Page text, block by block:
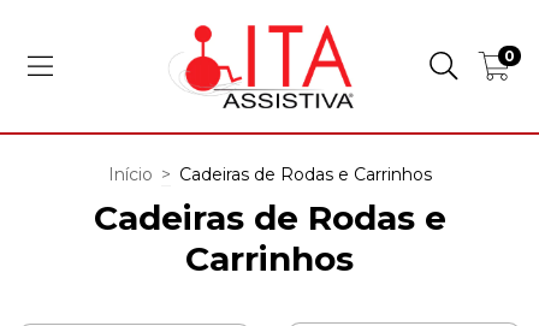
0
Início > Cadeiras de Rodas e Carrinhos
Cadeiras de Rodas e
Carrinhos